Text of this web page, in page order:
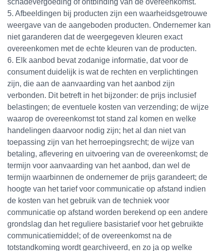
5. Afbeeldingen bij producten zijn een waarheidsgetrouwe
weergave van de aangeboden producten. Ondernemer kan
niet garanderen dat de weergegeven kleuren exact
overeenkomen met de echte kleuren van de producten.
6. Elk aanbod bevat zodanige informatie, dat voor de
consument duidelijk is wat de rechten en verplichtingen
zijn, die aan de aanvaarding van het aanbod zijn
verbonden. Dit betreft in het bijzonder: de prijs inclusief
belastingen; de eventuele kosten van verzending; de wijze
waarop de overeenkomst tot stand zal komen en welke
handelingen daarvoor nodig zijn; het al dan niet van
toepassing zijn van het herroepingsrecht; de wijze van
betaling, aflevering en uitvoering van de overeenkomst; de
termijn voor aanvaarding van het aanbod, dan wel de
termijn waarbinnen de ondernemer de prijs garandeert; de
hoogte van het tarief voor communicatie op afstand indien
de kosten van het gebruik van de techniek voor
communicatie op afstand worden berekend op een andere
grondslag dan het reguliere basistarief voor het gebruikte
communicatiemiddel; of de overeenkomst na de
totstandkoming wordt gearchiveerd, en zo ja op welke